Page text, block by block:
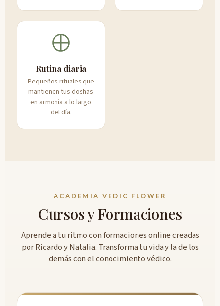
Rutina diaria
Pequeños rituales que
mantienen tus doshas
en armonía a lo largo
del día.
ACADEMIA VEDIC FLOWER
Cursos y Formaciones
Aprende a tu ritmo con formaciones online creadas
por Ricardo y Natalia. Transforma tu vida y la de los
demás con el conocimiento védico.